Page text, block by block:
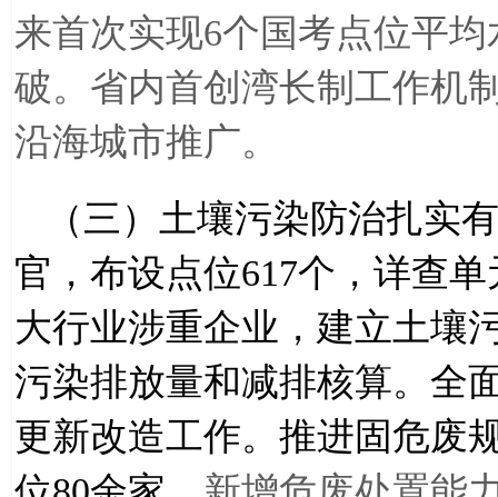
来首次实现6个国考点位平
破。省内首创湾长制工作机
沿海城市推广。
（三）土壤污染防治扎实
官，布设点位617个，详查
大行业涉重企业，建立土壤
污染排放量和减排核算。全
更新改造工作。推进固危废